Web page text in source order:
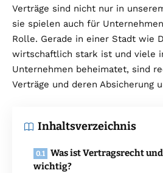
Verträge sind nicht nur in
sie spielen auch für
Rolle. Gerade in einer Stadt wie
wirtschaftlich stark ist und viele
Unternehmen beheimatet, sind
Verträge und deren Absicherung
Inhaltsverzeichnis
Was ist Vertragsrecht
wichtig?